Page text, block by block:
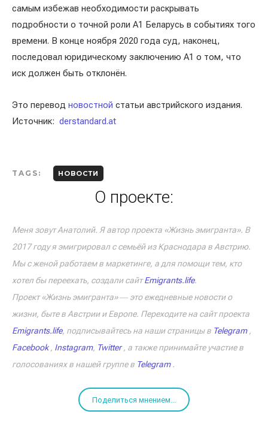
самым избежав необходимости раскрывать
подробности о точной роли A1 Беларусь в событиях того
времени. В конце ноября 2020 года суд, наконец,
последовал юридическому заключению A1 о том, что
иск должен быть отклонён.
Это перевод новостной статьи австрийского издания.
Источник: derstandard.at
TAGS: НОВОСТИ
О проекте:
Меня зовут Анатолий. Я автор проекта «Жизнь эмигранта». В
2017 году я эмигрировал с семьёй из Краснодара в Австрию.
Мы с женой работаем в маркетинге, а для помощи тем, кто
хотел бы переехать, создали сайтEmigrants.life.
Проект «Жизнь эмигранта» ― это ежедневные новости о
жизни, быте в Австрии и Европе. Переходите на сайт проекта
Emigrants.life, подписывайтесь на наши страницы в Telegram,
Facebook, Instagram, Twitter, а также принимайте участие в
голосованиях в нашей группе в Telegram.
Поделиться мнением...